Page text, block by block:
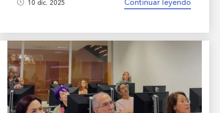
ser feliz”, una propuesta formativa que entiende la
10 dic. 2025 Continuar leyendo